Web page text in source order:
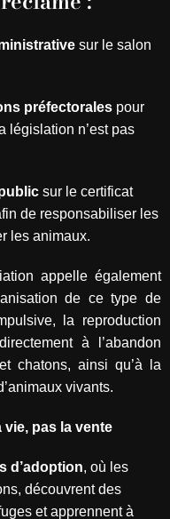
sur le salon
préfectorales pour
législation n’est pas
sur le certificat
de responsabiliser les
les animaux.
appelle également
de ce type de
la reproduction
à l’abandon
chatons, ainsi qu’à la
vivants.
pas la vente
d’adoption, où les
découvrent des
et apprennent à